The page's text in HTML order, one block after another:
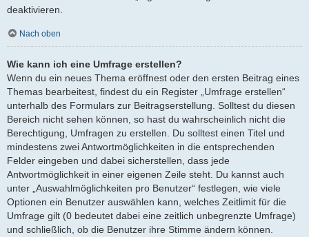
deaktivieren.
Nach oben
Wie kann ich eine Umfrage erstellen?
Wenn du ein neues Thema eröffnest oder den ersten Beitrag eines
Themas bearbeitest, findest du ein Register „Umfrage erstellen“
unterhalb des Formulars zur Beitragserstellung. Solltest du diesen
Bereich nicht sehen können, so hast du wahrscheinlich nicht die
Berechtigung, Umfragen zu erstellen. Du solltest einen Titel und
mindestens zwei Antwortmöglichkeiten in die entsprechenden
Felder eingeben und dabei sicherstellen, dass jede
Antwortmöglichkeit in einer eigenen Zeile steht. Du kannst auch
unter „Auswahlmöglichkeiten pro Benutzer“ festlegen, wie viele
Optionen ein Benutzer auswählen kann, welches Zeitlimit für die
Umfrage gilt (0 bedeutet dabei eine zeitlich unbegrenzte Umfrage)
und schließlich, ob die Benutzer ihre Stimme ändern können.